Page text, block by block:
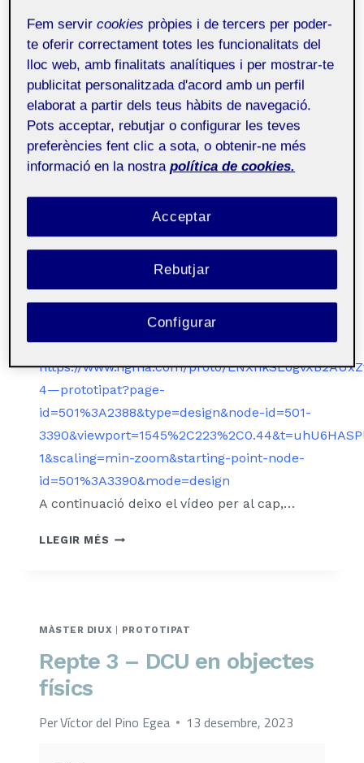
Prototipat Repte 4: Spotify
Reserves
PerVíctor del Pino Egea 15 gener, 2024
Públic
Us vinc a presentar Spotify Reserves.
podrem organizar-nos millor el dia a dia,
sent assistents o anfitrions de les noves
sales, afiançant el nostre vincle i millorant el
Prototip:
https://www.figma.com/proto/
4—prototipat?page-
id=501%3A2388&type=design&node-id=501-
1&scaling=min-zoom&starting-point-node-
id=501%3A3390&mode=design
A continuació deixo el vídeo per al cap,…
LLEGIR MÉS PROTOTIPAT
MÀSTER DIUX PROTOTIPAT
Repte 3 – DCU en objectes
físics
PerVíctor del Pino Egea 13 desembre, 2023
Fem servircookies pròpies i de tercers per poder-
te oferir correctament totes les funcionalitats del
lloc web, amb finalitats analítiques i per mostrar-te
publicitat personalitzada d'acord amb un perfil
elaborat a partir dels teus hàbits de navegació.
Pots acceptar, rebutjar o configurar les teves
preferències fent clic a sota, o obtenir-ne més
informació en la nostra política de cookies.
Rebutjar
Acceptar
Configurar